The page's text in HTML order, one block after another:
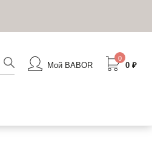
Мой BABOR
0
0 ₽